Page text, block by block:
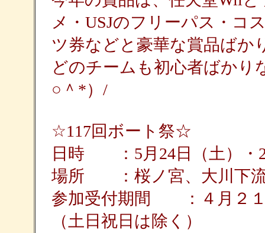
メ・USJのフリーパス・コ
ツ券などと豪華な賞品ばか
どのチームも初心者ばか
○＾*）/
☆117回ボート祭☆
日時 ：5月24日（土）・
場所 ：桜ノ宮、大川下
参加受付期間 ：４月２１
（土日祝日は除く）